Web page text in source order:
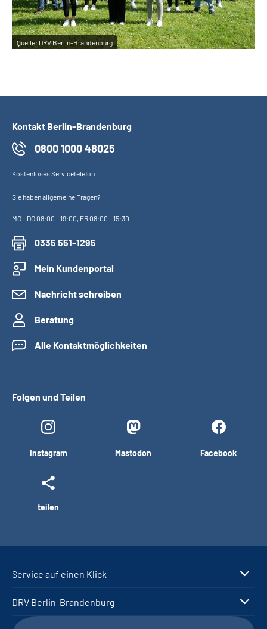
Quelle: DRV Berlin-Brandenburg
Kontakt Berlin-Brandenburg
0800 1000 48025
Kostenloses Servicetelefon
Sie haben allgemeine Fragen?
MO- DO08:00 - 19:00, FR08:00 - 15:30
0335 551-1295
Mein Kundenportal
Nachricht schreiben
Beratung
Alle Kontaktmöglichkeiten
Folgen und Teilen
Instagram Mastodon Facebook
teilen
Service auf einen Klick
DRV Berlin-Brandenburg